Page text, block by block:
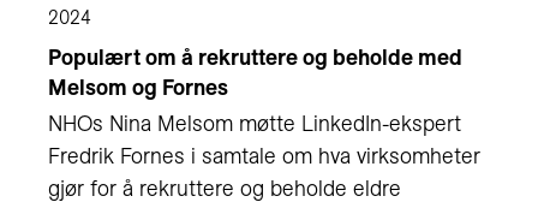
2024
Populært om å rekruttere og beholde med
Melsom og Fornes
NHOs Nina Melsom møtte LinkedIn-ekspert
Fredrik Fornes i samtale om hva virksomheter
gjør for å rekruttere og beholde eldre